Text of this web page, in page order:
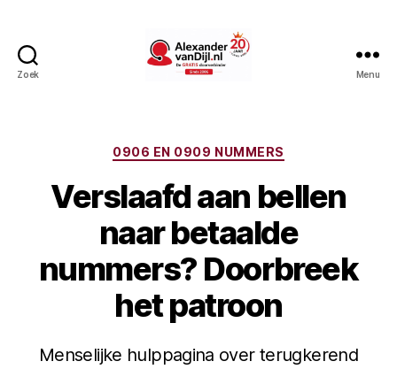
Zoek Menu
Categorieën
0906 EN 0909 NUMMERS
Verslaafd aan bellen
naar betaalde
nummers? Doorbreek
het patroon
Menselijke hulppagina over terugkerend